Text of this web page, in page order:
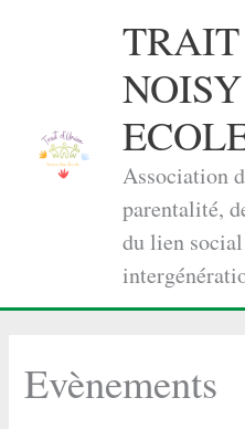
Association
parentalité,
du lien
Evènements